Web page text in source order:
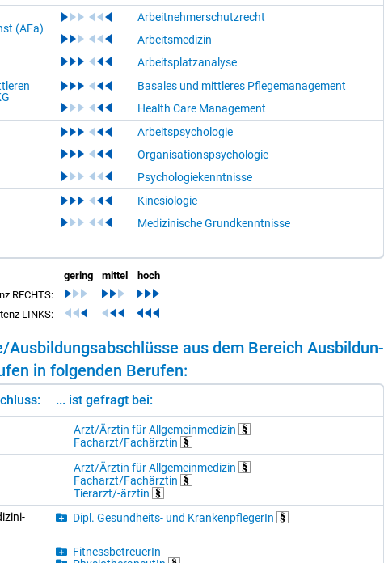
(AFa)
Arbeitnehmerschutzrecht
Arbeitsmedizin
Arbeitsplatzanalyse
Basales und mittleres Pflegemanagement
Health Care Management
Arbeitspsychologie
Organisationspsychologie
Psychologiekenntnisse
Kinesiologie
Medizinische Grundkenntnisse
gering mittel
hoch
RECHTS:
LINKS:
aus dem Be­reich Aus­bil­dun­
in fol­gen­den Be­ru­fen:
... ist gefragt bei:
Arzt/Ä​rz­tin für All­ge­mein­me­di­zin
Fach­arzt/​Fach­ärz­tin
Arzt/Ä​rz­tin für All­ge­mein­me­di­zin
Fach­arzt/​Fach­ärz­tin
Tier­arzt/-​ärz­tin
Dipl. Ge­sund­heits- und Kran­ken­pfle­ge­rIn
Fit­ness­be­treue­rIn